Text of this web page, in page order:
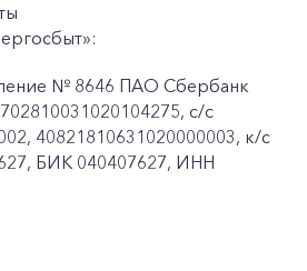
№ 8646 ПАО Сбербанк
с/с
40821810631020000003, к/c
БИК 040407627, ИНН